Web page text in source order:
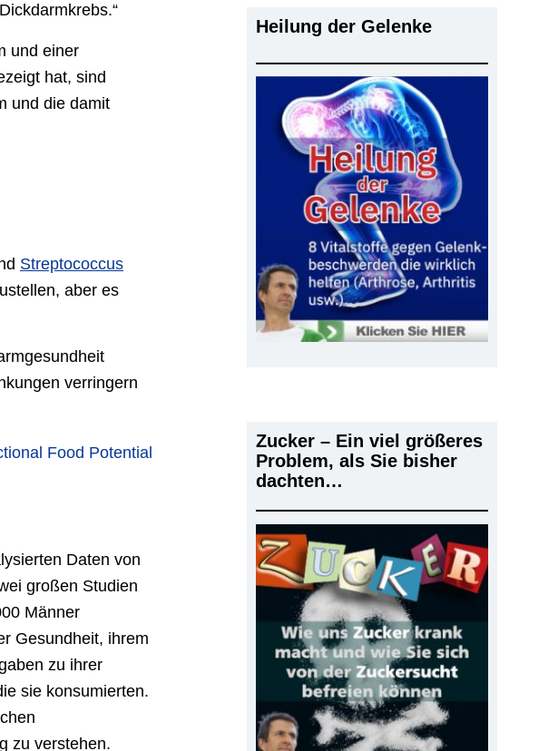
und einer
hat, sind
und die damit
Streptococcus
aber es
verringern
Food Potential
Daten von
großen Studien
Männer
Gesundheit, ihrem
zu ihrer
sie konsumierten.
zu verstehen.
Heilung der Gelenke
Zucker – Ein viel größeres
Problem, als Sie bisher
dachten…